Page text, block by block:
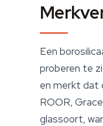
Een
proberen te
en merkt dat
ROOR,
glassoort,